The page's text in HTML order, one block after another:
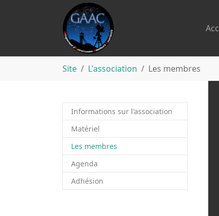
Site L'association Les membres
Informations sur l'association
Matériel
Les membres
Agenda
Adhésion